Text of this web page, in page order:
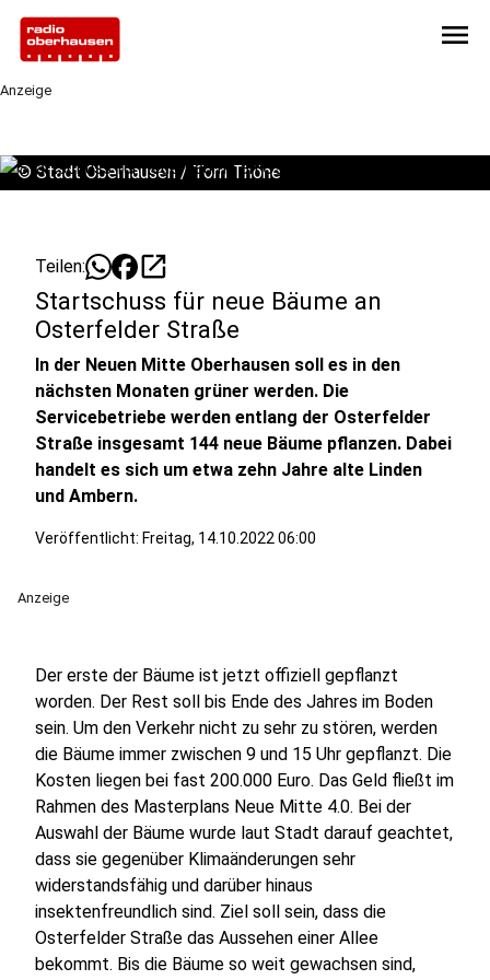
menu
Anzeige
© Stadt Oberhausen / Tom Thöne
Teilen: open_in_new
Startschuss für neue Bäume an
Osterfelder Straße
In der Neuen Mitte Oberhausen soll es in den
nächsten Monaten grüner werden. Die
Servicebetriebe werden entlang der Osterfelder
Straße insgesamt 144 neue Bäume pflanzen. Dabei
handelt es sich um etwa zehn Jahre alte Linden
und Ambern.
Veröffentlicht: Freitag, 14.10.2022 06:00
Anzeige
Der erste der Bäume ist jetzt offiziell gepflanzt
worden. Der Rest soll bis Ende des Jahres im Boden
sein. Um den Verkehr nicht zu sehr zu stören, werden
die Bäume immer zwischen 9 und 15 Uhr gepflanzt. Die
Kosten liegen bei fast 200.000 Euro. Das Geld fließt im
Rahmen des Masterplans Neue Mitte 4.0. Bei der
Auswahl der Bäume wurde laut Stadt darauf geachtet,
dass sie gegenüber Klimaänderungen sehr
widerstandsfähig und darüber hinaus
insektenfreundlich sind. Ziel soll sein, dass die
Osterfelder Straße das Aussehen einer Allee
bekommt. Bis die Bäume so weit gewachsen sind,